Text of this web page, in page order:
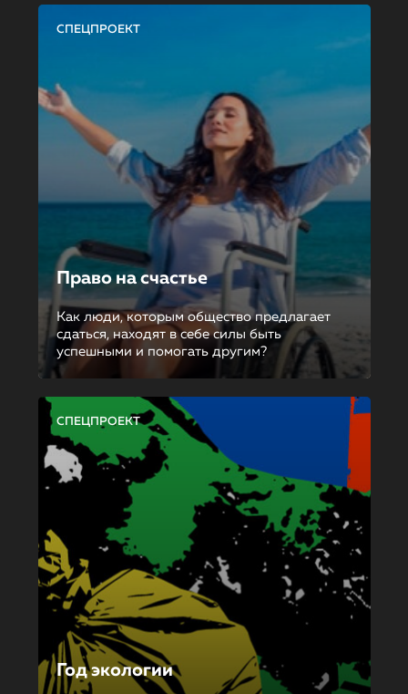
СПЕЦПРОЕКТ
Право на счастье
Как люди, которым общество предлагает
сдаться, находят в себе силы быть
успешными и помогать другим?
СПЕЦПРОЕКТ
Год экологии